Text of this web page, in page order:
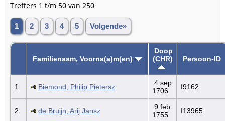
Treffers 1 t/m 50 van 250
1 2 3 4 5 Volgende»
Familienaam, Voorna(a)m(en)
Doop
(CHR)
Persoon-ID
1 Biemond, Philip Pietersz
4 sep
1706
I9162
2 de Bruijn, Arij Jansz
9 feb
1755
I13965